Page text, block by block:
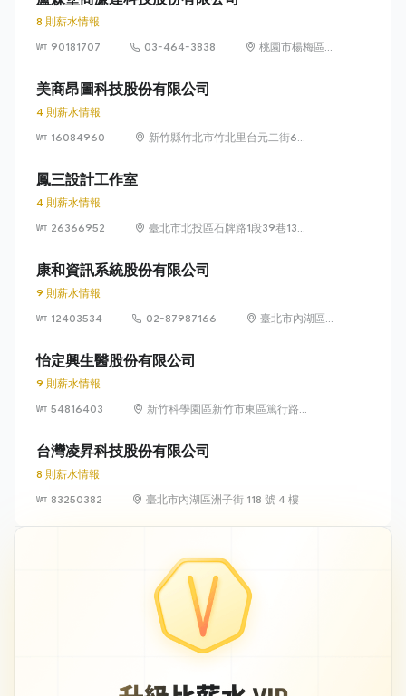
8 則薪水情報
90181707
03-464-3838
桃園市楊梅區高
美商昂圖科技股份有限公司
4 則薪水情報
16084960
新竹縣竹北市竹北里台元二街6號
鳳三設計工作室
4 則薪水情報
26366952
臺北市北投區石牌路1段39巷134
康和資訊系統股份有限公司
9 則薪水情報
12403534
02-87987166
臺北市內湖區瑞
怡定興生醫股份有限公司
9 則薪水情報
54816403
新竹科學園區新竹市東區篤行路6
台灣凌昇科技股份有限公司
8 則薪水情報
83250382
臺北市內湖區洲子街 118 號 4 樓